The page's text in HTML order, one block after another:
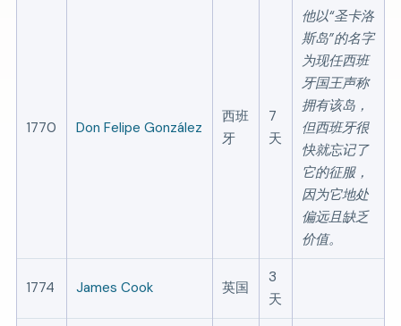
1770 Don Felipe González
西班
牙
7
天
他以 圣卡洛
斯岛 的名字
为现任西班
牙国王声称
拥有该岛，
但西班牙很
快就忘记了
它的征服，
因为它地处
偏远且缺乏
价值。
1774 James Cook 英国
3
天